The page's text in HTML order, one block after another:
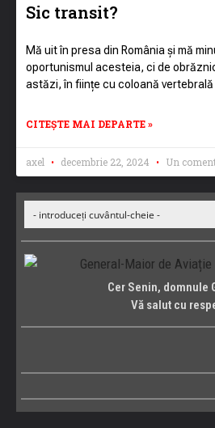
Sic transit?
Mă uit în presa din România și mă
oportunismul acesteia, ci de
astăzi, în ființe cu coloană vertebrală
CITEȘTE MAI DEPARTE »
axel decembrie 22, 2024 Un
Cer Senin, domnule
Vă salut cu